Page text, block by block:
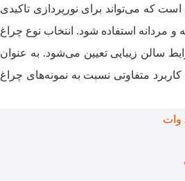
است که می‌تواند برای نورپردازی تاکیدی
و مردانه استفاده شود. انتخاب نوع چراغ
سالن زیبایی تعیین می‌شود. به عنوان
کاربرد متفاوتی نسبت به نمونه‌های چراغ